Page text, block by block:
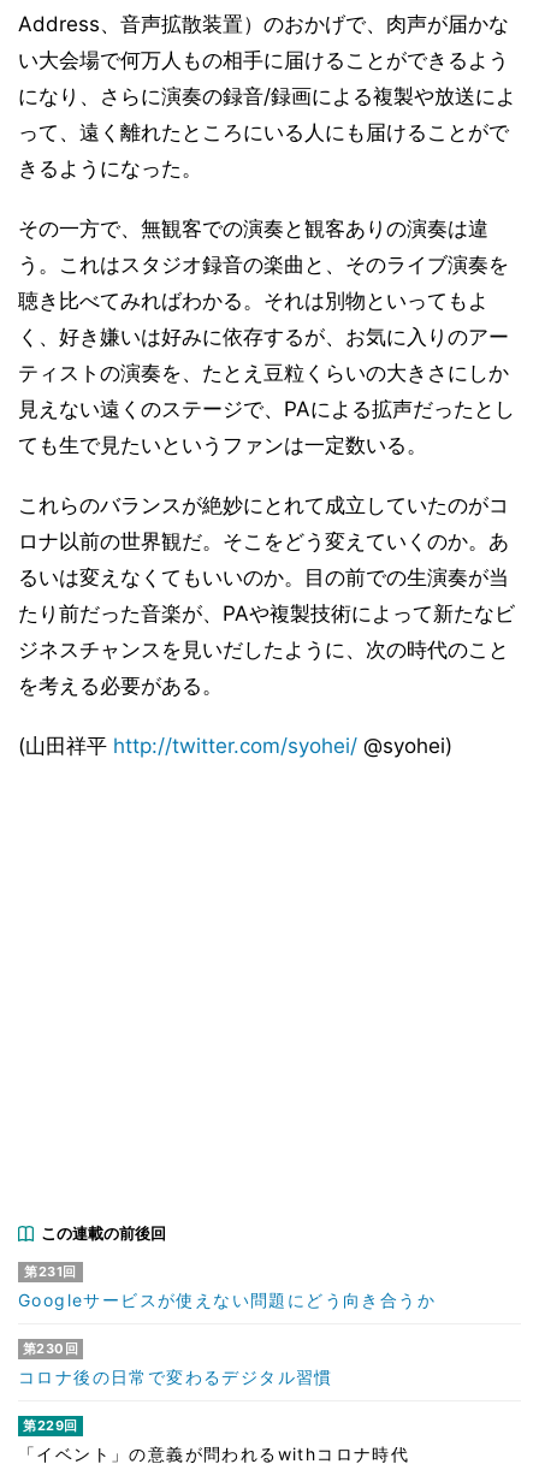
Address、音声拡散装置）のおかげで、肉声が届かな
い大会場で何万人もの相手に届けることができるよう
になり、さらに演奏の録音/録画による複製や放送によ
って、遠く離れたところにいる人にも届けることがで
きるようになった。
その一方で、無観客での演奏と観客ありの演奏は違
う。これはスタジオ録音の楽曲と、そのライブ演奏を
聴き比べてみればわかる。それは別物といってもよ
く、好き嫌いは好みに依存するが、お気に入りのアー
ティストの演奏を、たとえ豆粒くらいの大きさにしか
見えない遠くのステージで、PAによる拡声だったとし
ても生で見たいというファンは一定数いる。
これらのバランスが絶妙にとれて成立していたのがコ
ロナ以前の世界観だ。そこをどう変えていくのか。あ
るいは変えなくてもいいのか。目の前での生演奏が当
たり前だった音楽が、PAや複製技術によって新たなビ
ジネスチャンスを見いだしたように、次の時代のこと
を考える必要がある。
(山田祥平 http://twitter.com/syohei/ @syohei)
この連載の前後回
第231回
Googleサービスが使えない問題にどう向き合うか
第230回
コロナ後の日常で変わるデジタル習慣
第229回
「イベント」の意義が問われるwithコロナ時代